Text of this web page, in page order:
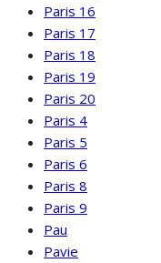
Paris 16
Paris 17
Paris 18
Paris 19
Paris 20
Paris 4
Paris 5
Paris 6
Paris 8
Paris 9
Pau
Pavie